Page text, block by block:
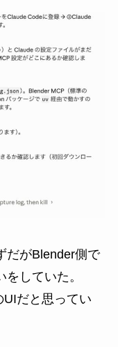
だがBlender側で
していた。
だと思ってい